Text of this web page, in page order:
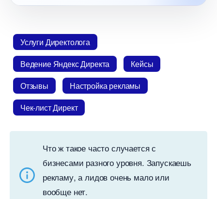
Услуги Директолога
едение Яндекс Директа
Кейсы
Отзывы
Настройка рекламы
Чек-лист Директ
Что ж такое часто случается с
изнесами разного уровня. Запускаешь
рекламу, а лидов очень мало или
ообще нет.